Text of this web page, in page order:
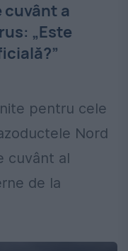
a
„Este
pentru cele
Nord
cuvânt al
de la